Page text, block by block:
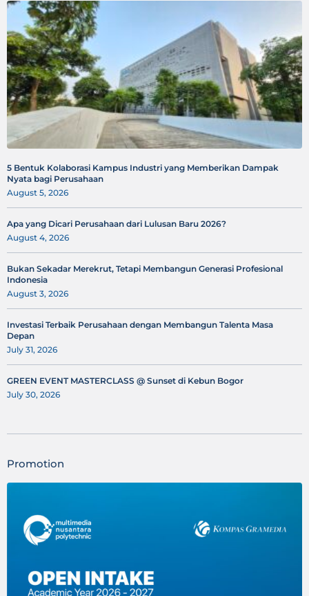
5 Bentuk Kolaborasi Kampus Industri yang Memberikan Dampak
Nyata bagi Perusahaan
August 5, 2026
Apa yang Dicari Perusahaan dari Lulusan Baru 2026?
August 4, 2026
Bukan Sekadar Merekrut, Tetapi Membangun Generasi Profesional
Indonesia
August 3, 2026
Investasi Terbaik Perusahaan dengan Membangun Talenta Masa
Depan
July 31, 2026
GREEN EVENT MASTERCLASS @ Sunset di Kebun Bogor
July 30, 2026
Promotion